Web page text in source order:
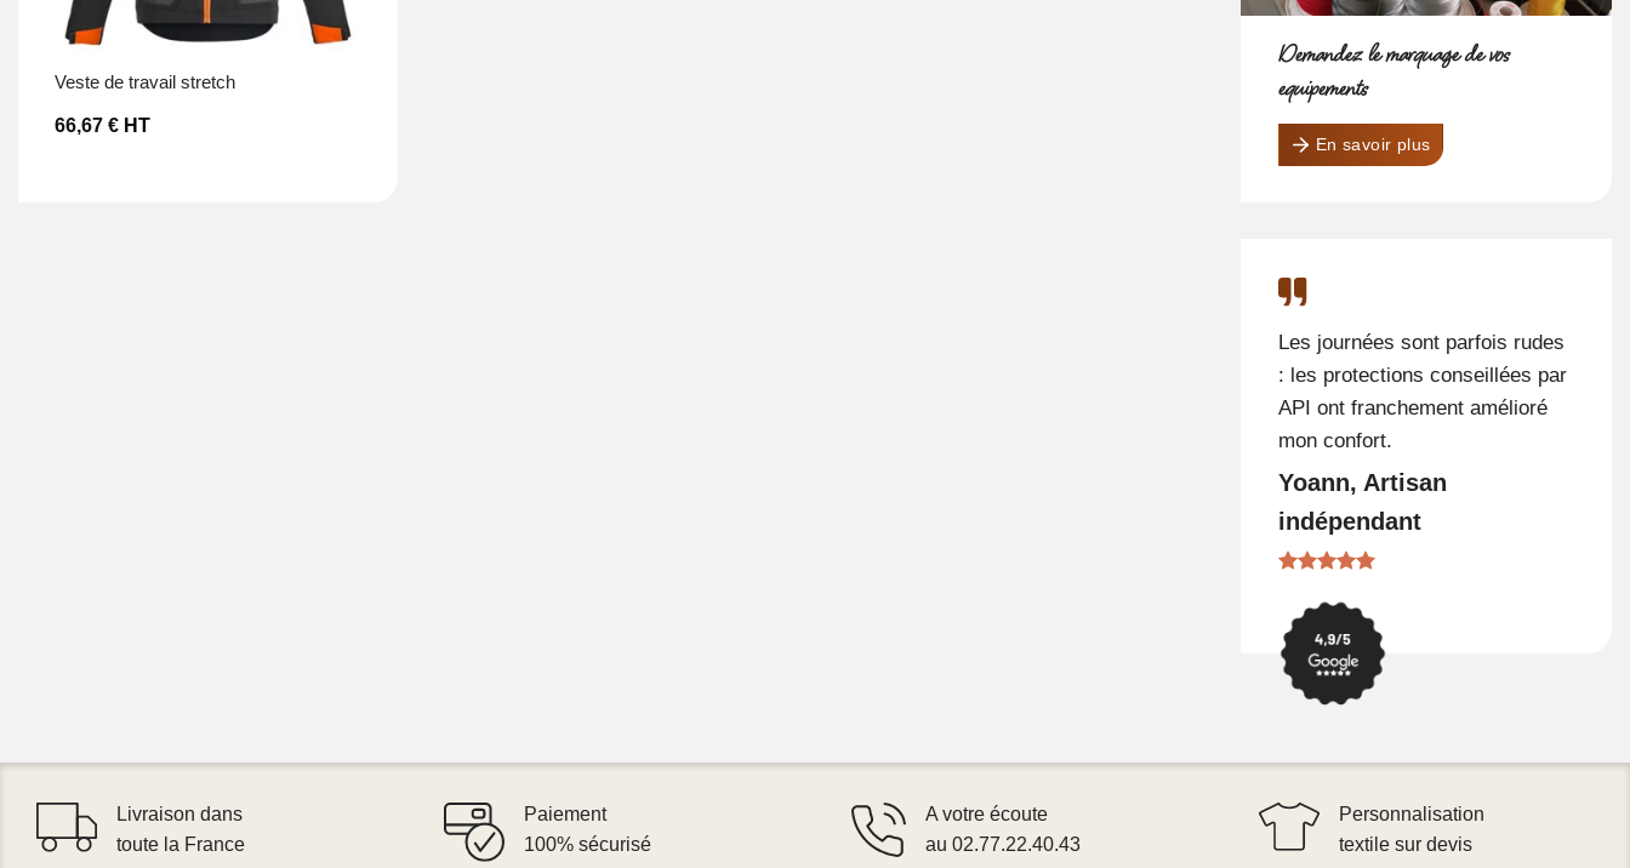
veste de travail stretch
66,67 €HT
Demandez le marquage de vos
équipements
En savoir plus
Les journées sont parfois rudes
: les protections conseillées par
API ont franchement amélioré
mon confort.
Yoann, Artisan
indépendant
Livraison dans
toute la France
Paiement
100% sécurisé
A votre écoute
au 02.77.22.40.43
Personnalisation
textile sur devis